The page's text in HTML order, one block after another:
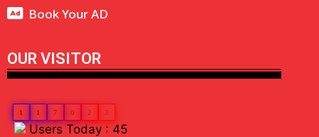
Book Your AD
OUR VISITOR
1 1 7 0 2 3
Users Today : 45